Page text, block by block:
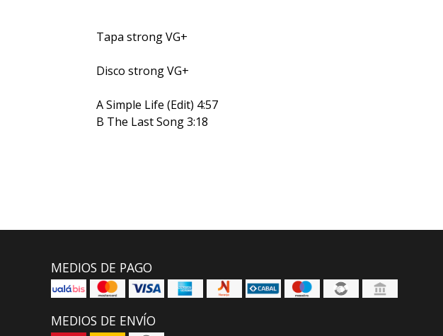
Tapa strong VG+
Disco strong VG+
A Simple Life (Edit) 4:57
B The Last Song 3:18
MEDIOS DE PAGO
MEDIOS DE ENVÍO